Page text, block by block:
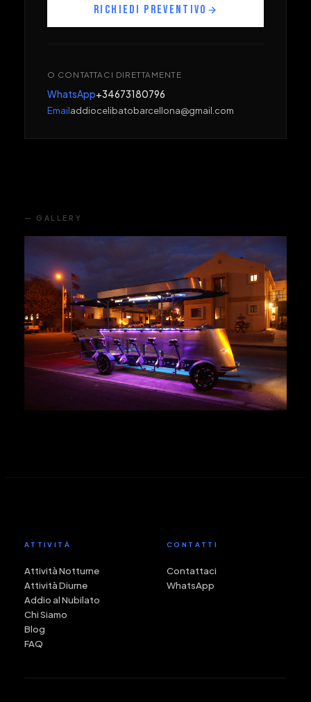
RICHIEDI PREVENTIVO
O CONTATTACI DIRETTAMENTE
WhatsApp+34673180796
Emailaddiocelibatobarcellona@gmail.com
— GALLERY
ATTIVITÀ
Attività Notturne
Attività Diurne
Addio al Nubilato
Chi Siamo
Blog
FAQ
CONTATTI
Contattaci
WhatsApp